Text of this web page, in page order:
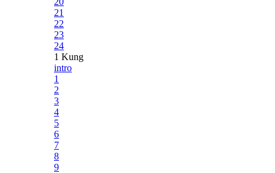
21
22
23
24
1 Kung
intro
1
2
3
4
5
6
7
8
9